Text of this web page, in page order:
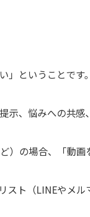
」ということです
示、悩みへの共感
）の場合、「動画
スト（LINEやメル